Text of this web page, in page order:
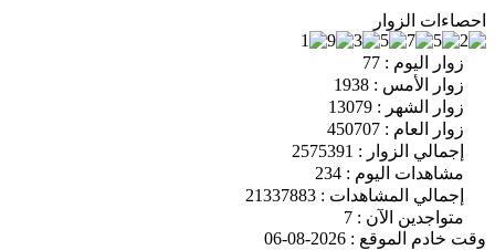
احصاءات الزوار
زوار اليوم : 77
زوار الأمس : 1938
زوار الشهر : 13079
زوار العام : 450707
إجمالي الزوار : 2575391
مشاهدات اليوم : 234
إجمالي المشاهدات : 21337883
متواجدين الآن : 7
وقت خادم الموقع : 2026-08-06